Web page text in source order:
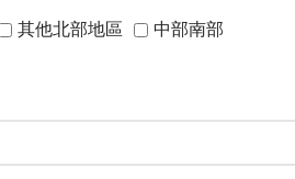
其他北部地區 中部南部